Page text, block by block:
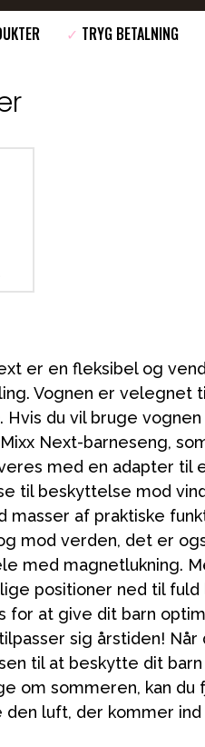
✓ TRYG BETALNING
er en fleksibel og
Vognen er velegnet
Hvis du vil bruge
Next-barneseng,
med en adapter
til beskyttelse mod
masser af praktiske
mod verden, det er
med magnetlukning.
positioner ned til
for at give dit barn
sig årstiden!
til at beskytte dit
om sommeren, kan
den luft, der kommer